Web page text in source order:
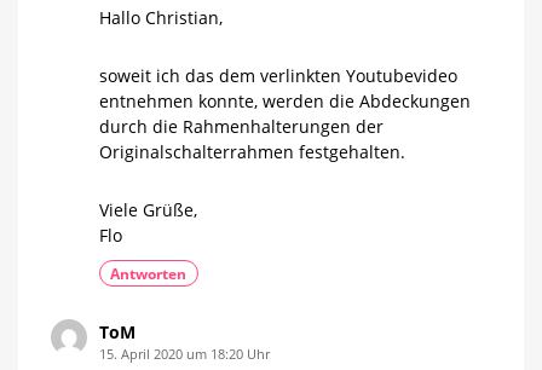
Hallo Christian,
soweit ich das dem verlinkten Youtubevideo
entnehmen konnte, werden die Abdeckungen
durch die Rahmenhalterungen der
Originalschalterrahmen festgehalten.
Viele Grüße,
Flo
Antworten
ToM
15. April 2020 um 18:20 Uhr